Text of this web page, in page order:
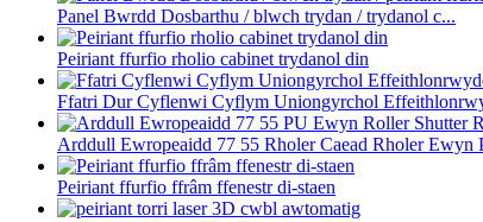
Panel Bwrdd Dosbarthu / blwch trydan / trydanol c...
Peiriant ffurfio rholio cabinet trydanol din
Ffatri Dur Cyflenwi Cyflym Uniongyrchol
Arddull Ewropeaidd 77 55 Rholer Caead Rholer Ewyn
Peiriant ffurfio ffrâm ffenestr di-staen